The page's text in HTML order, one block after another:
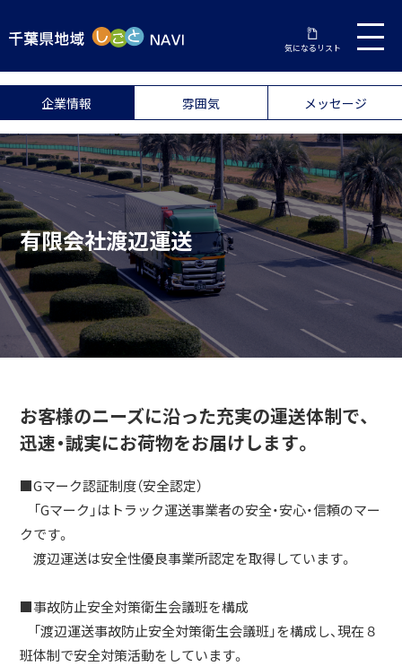
気になるリスト
企業情報 雰囲気 メッセージ
有限会社渡辺運送
お客様のニーズに沿った充実の運送体制で、
迅速・誠実にお荷物をお届けします。
■Gマーク認証制度（安全認定）
「Gマーク」はトラック運送事業者の安全・安心・信頼のマー
クです。
渡辺運送は安全性優良事業所認定を取得しています。
■事故防止安全対策衛生会議班を構成
「渡辺運送事故防止安全対策衛生会議班」を構成し、現在８
班体制で安全対策活動をしています。